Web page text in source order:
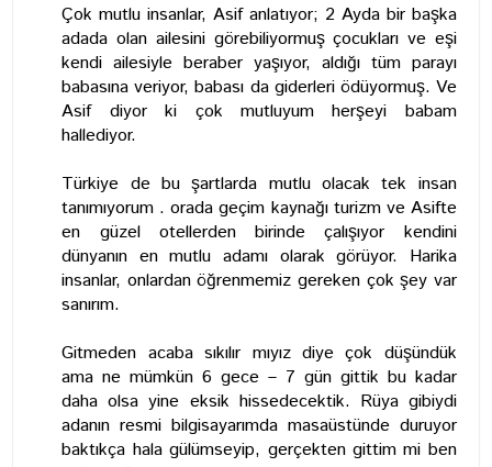
Çok mutlu insanlar, Asif anlatıyor; 2 Ayda bir başka
adada olan ailesini görebiliyormuş çocukları ve eşi
kendi ailesiyle beraber yaşıyor, aldığı tüm parayı
babasına veriyor, babası da giderleri ödüyormuş. Ve
Asif diyor ki çok mutluyum herşeyi babam
hallediyor.
Türkiye de bu şartlarda mutlu olacak tek insan
tanımıyorum . orada geçim kaynağı turizm ve Asifte
en güzel otellerden birinde çalışıyor kendini
dünyanın en mutlu adamı olarak görüyor. Harika
insanlar, onlardan öğrenmemiz gereken çok şey var
sanırım.
Gitmeden acaba sıkılır mıyız diye çok düşündük
ama ne mümkün 6 gece – 7 gün gittik bu kadar
daha olsa yine eksik hissedecektik. Rüya gibiydi
adanın resmi bilgisayarımda masaüstünde duruyor
baktıkça hala gülümseyip, gerçekten gittim mi ben